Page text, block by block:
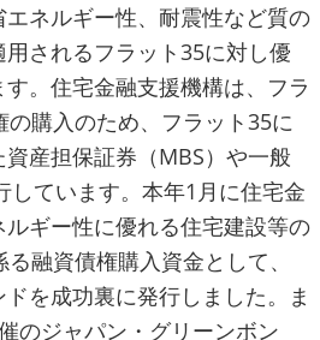
ネルギー性、耐震性など質の
されるフラット35に対し優
。住宅金融支援機構は、フラ
の購入のため、フラット35に
産担保証券（MBS）や一般
しています。本年1月に住宅金
ギー性に優れる住宅建設等の
融資債権購入資金として、
を成功裏に発行しました。ま
のジャパン・グリーンボン